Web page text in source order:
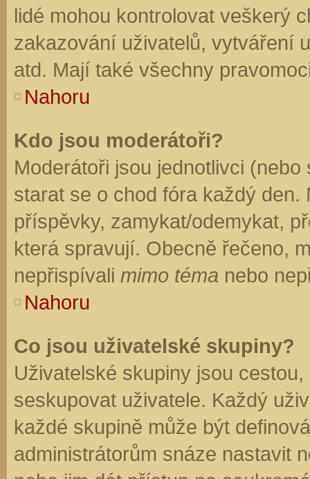
lidé mohou kontrolovat veškerý
zakazování uživatelů, vytváření
atd. Mají také všechny
Nahoru
Kdo jsou moderátoři?
Moderátoři jsou jednotlivci
starat se o chod fóra každý
příspěvky, zamykat/odemykat,
která spravují. Obecně řečeno,
nepřispívali mimo téma nebo
Nahoru
Co jsou uživatelské skupiny?
Uživatelské skupiny jsou
seskupovat uživatele. Každý
každé skupině může být
administrátorům snáze nastavit